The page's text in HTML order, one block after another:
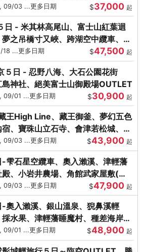
03 ...更多日期 $37,000 起
日 - 米其林高尾山、富士山紅葉迴
之吊橋寸又峽、跨湖空中纜車、抹
18 ...更多日期 $47,500 起
５日 - 忍野八海、大石公園花街
神社、絕美富士山御殿場OUTLET
01 ...更多日期 $30,900 起
王High Line、藏王御釜、夢幻五色
、寶珠山立石寺、會津若松城、燒
03 ...更多日期 $43,900 起
雫石星空纜車、奧入瀨溪、津輕藩
、小岩井農場、角館武家屋敷(不
03 ...更多日期 $47,900 起
奧入瀨溪、銀山溫泉、猊鼻溪輕
水果、津輕藩睡魔村、種差海岸、
) 01 ...更多日期 $48,900 起